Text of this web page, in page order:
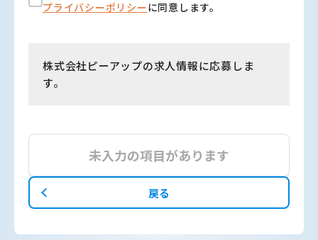
プライバシーポリシーに同意します。
株式会社ピーアップの求人情報に応募しま
す。
未入力の項目があります
戻る